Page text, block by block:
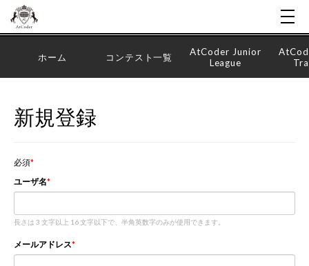
ホーム コンテスト一覧
AtCoder Junior
League
新規登録
必須
ユーザ名
長さは 3 文字以上 16 文字以下で、半角英数字のみが使用できます。
メールアドレス